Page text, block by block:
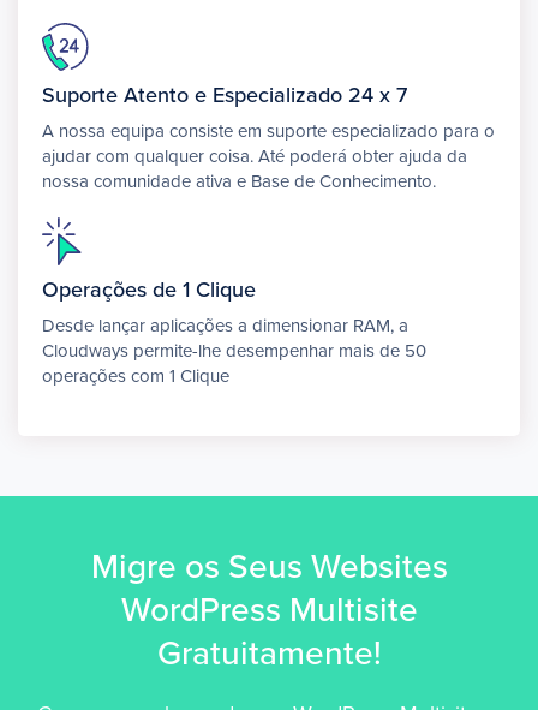
Suporte Atento e Especializado 24 x 7
A nossa equipa consiste em suporte especializado para o
ajudar com qualquer coisa. Até poderá obter ajuda da
nossa comunidade ativa e Base de Conhecimento.
Operações de 1 Clique
Desde lançar aplicações a dimensionar RAM, a
Cloudways permite-lhe desempenhar mais de 50
operações com 1 Clique
Migre os Seus Websites
WordPress Multisite
Gratuitamente!